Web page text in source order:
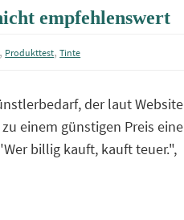
empfehlenswert
, Produkttest,Tinte
der laut Website
einem günstigen Preis eine
billig kauft, kauft teuer.",